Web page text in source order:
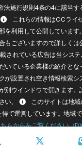
法施行規則4条の4に該当す
これらの情報はCCライ
を利用して公開しています
もございますので詳しく
されている広告は当シス
いている企業様の紹介とな
が設置され空き情報検索
別ウインドウで開きます
い。
このサイトは地
て運営しています。地域
らからをご覧ください（